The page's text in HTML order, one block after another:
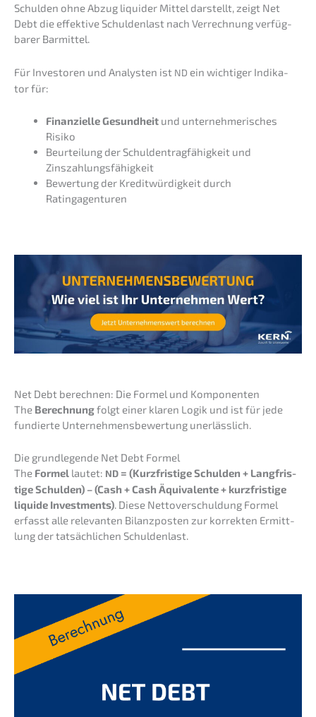
Schul­den ohne Abzug liqui­der Mittel darstellt, zeigt Net
Debt die effek­ti­ve Schul­den­last nach Verrech­nung verfüg­
ba­rer Barmittel.
Für Inves­to­ren und Analys­ten ist ND ein wichti­ger Indika­
tor für:
Finan­zi­el­le Gesund­heit und unter­neh­me­ri­sches
Risiko
Beurtei­lung der Schul­den­trag­fä­hig­keit und
Zinszahlungsfähigkeit
Bewer­tung der Kredit­wür­dig­keit durch
Ratingagenturen
Net Debt berech­nen: Die Formel und Komponenten
The Berech­nungfolgt einer klaren Logik und ist für jede
fundier­te Unter­neh­mens­be­wer­tung unerlässlich.
Die grund­le­gen­de Net Debt Formel
The Formel lautet: ND = (Kurzfris­ti­ge Schul­den + Langfris­
ti­ge Schul­den) – (Cash + Cash Äquiva­len­te + kurzfris­ti­ge
liqui­de Invest­ments). Diese Netto­ver­schul­dung Formel
erfasst alle relevan­ten Bilanz­pos­ten zur korrek­ten Ermitt­
lung der tatsäch­li­chen Schuldenlast.